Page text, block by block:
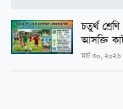
চতুর্থ
আসক্তি
মার্চ ৩০,